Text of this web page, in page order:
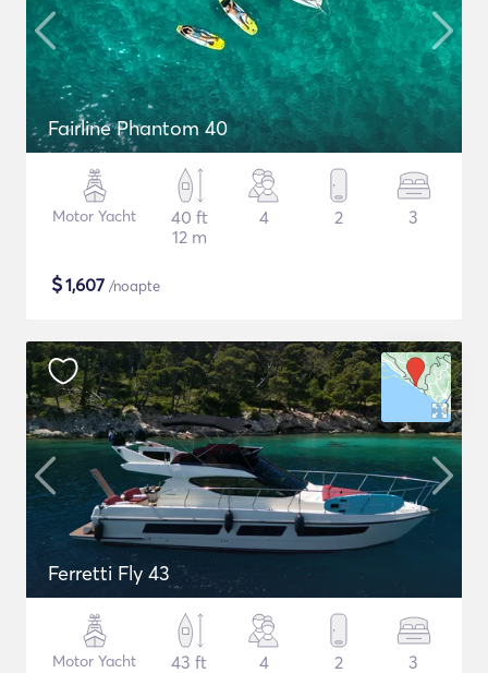
Fairline Phantom 40
Motor Yacht
40 ft
12 m
4 2 3
$1,607 /noapte
Ferretti Fly 43
Motor Yacht
43 ft
4 2 3